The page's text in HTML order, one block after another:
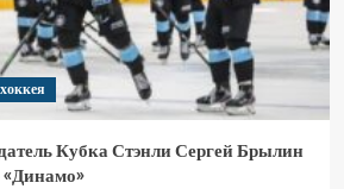
Кубка Стэнли Сергей Брылин
«Динамо»